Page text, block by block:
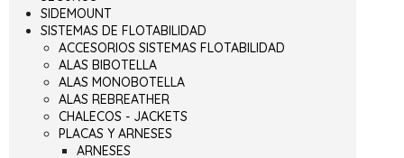
SIDEMOUNT
SISTEMAS DE FLOTABILIDAD
ACCESORIOS SISTEMAS FLOTABILIDAD
ALAS BIBOTELLA
ALAS MONOBOTELLA
ALAS REBREATHER
CHALECOS - JACKETS
PLACAS Y ARNESES
ARNESES